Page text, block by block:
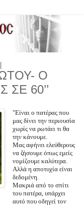
Ο
60’’
"Είναι ο πατέρας που
μας δίνει την περιουσία
χωρίς να ρωτάει τι θα
την κάνουμε.
Μας αφήνει ελεύθερους
να ζήσουμε όπως εμείς
νομίζουμε καλύτερα.
Αλλά η αποτυχία είναι
δεδομένη.
Μακριά από το σπίτι
του πατέρα, υπάρχει
αυτό που οδηγεί τον